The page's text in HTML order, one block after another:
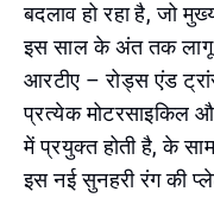
बदलाव हो रहा है, जो
इस साल के अंत तक लागू
आरटीए – रोड्स एंड
प्रत्येक मोटरसाइकिल
में प्रयुक्त होती है, के
इस नई सुनहरी रंग की